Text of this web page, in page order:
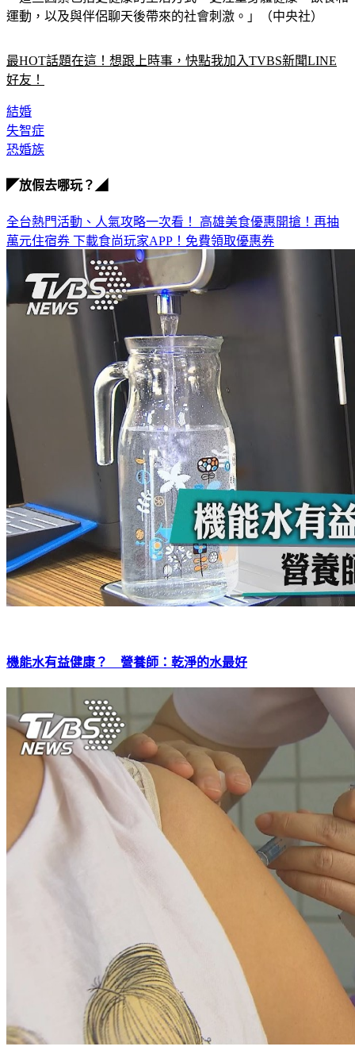
運動，以及與伴侶聊天後帶來的社會刺激。」（中央社）
最HOT話題在這！想跟上時事，快點我加入TVBS新聞LINE
好友！
結婚
失智症
恐婚族
◤放假去哪玩？◢
全台熱門活動、人氣攻略一次看！ 高雄美食優惠開搶！再抽
萬元住宿券 下載食尚玩家APP！免費領取優惠券
機能水有益健康？ 營養師：乾淨的水最好